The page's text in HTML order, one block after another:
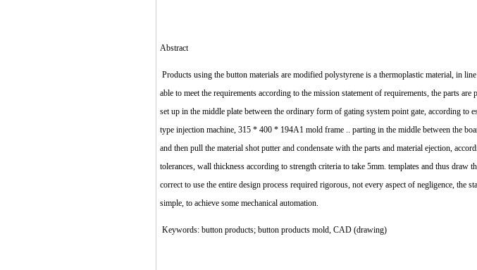
Abstract
Products using the button materials are modified polystyrene is a thermoplastic material, in
able to meet the requirements according to the mission statement of requirements, the parts
set up in the middle plate between the ordinary form of gating system point gate, according
type injection machine, 315 * 400 * 194A1 mold frame .. parting in the middle between the
and then pull the material shot putter and condensate with the parts and material ejection,
tolerances, wall thickness according to strength criteria to take 5mm. templates and thus
correct to use the entire design process required rigorous, not every aspect of negligence, the
simple, to achieve some mechanical automation.
Keywords: button products; button products mold, CAD (drawing)